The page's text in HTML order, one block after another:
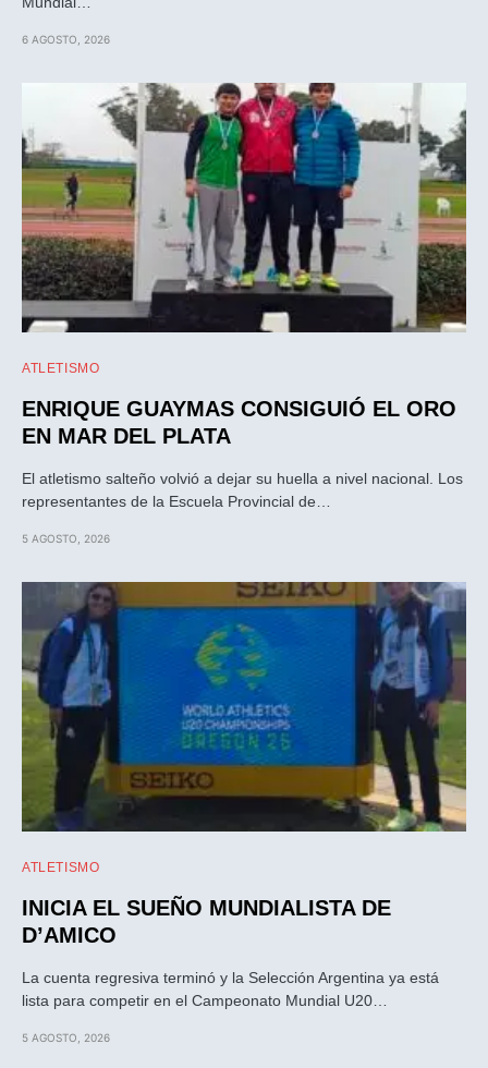
6 AGOSTO, 2026
ATLETISMO
ENRIQUE GUAYMAS CONSIGUIÓ EL ORO
EN MAR DEL PLATA
El atletismo salteño volvió a dejar su huella a nivel nacional. Los
representantes de la Escuela Provincial de…
5 AGOSTO, 2026
ATLETISMO
INICIA EL SUEÑO MUNDIALISTA DE
D’AMICO
La cuenta regresiva terminó y la Selección Argentina ya está
lista para competir en el Campeonato Mundial U20…
5 AGOSTO, 2026